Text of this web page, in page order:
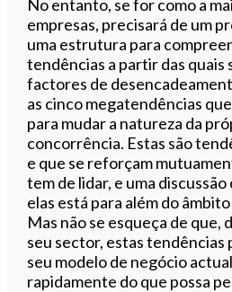
No entanto, se for como a
empresas, precisará de um
uma estrutura para
tendências a partir das quais
factores de
as cinco megatendências
para mudar a natureza da
concorrência. Estas são
e que se reforçam
tem de lidar, e uma
elas está para além do
Mas não se esqueça de que,
seu sector, estas tendências
seu modelo de negócio
rapidamente do que possa